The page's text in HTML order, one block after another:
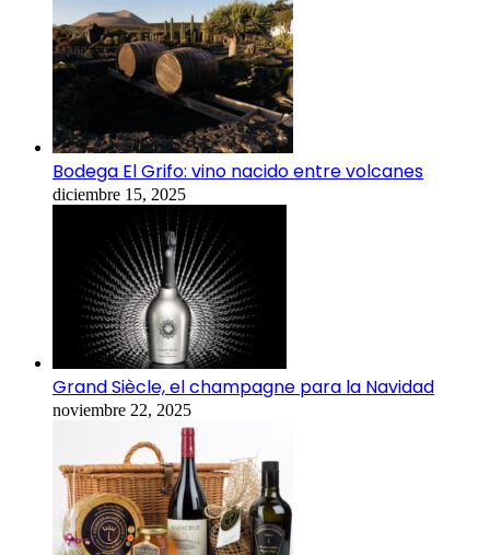
Bodega El Grifo: vino nacido entre volcanes
diciembre 15, 2025
Grand Siècle, el champagne para la Navidad
noviembre 22, 2025